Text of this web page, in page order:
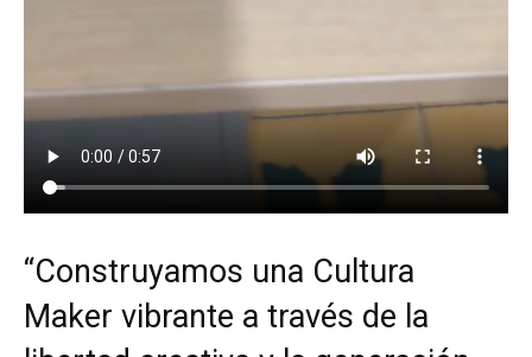
“Construyamos una Cultura
Maker vibrante a través de la